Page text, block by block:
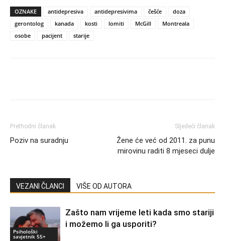
OZNAKE antidepresiva antidepresivima češće
doza
gerontolog
kanada kosti lomiti McGill
Montreala
osobe
pacijent starije
Prethodni članak
Poziv na suradnju
Sljedeći članak
Žene će već od 2011. za punu
mirovinu raditi 8 mjeseci dulje
VEZANI ČLANCI VIŠE OD AUTORA
Psihološki
savjetnik 55+
Zašto nam vrijeme leti kada smo stariji
i možemo li ga usporiti?